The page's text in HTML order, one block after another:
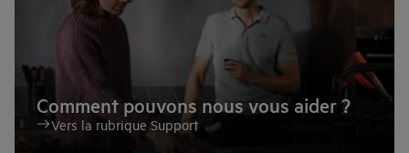
Comment pouvons nous vous aider ?
Vers la rubrique Support